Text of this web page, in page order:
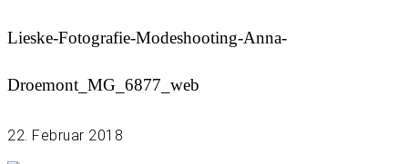
Lieske-Fotografie-Modeshooting-Anna-
Droemont_MG_6877_web
22. Februar 2018